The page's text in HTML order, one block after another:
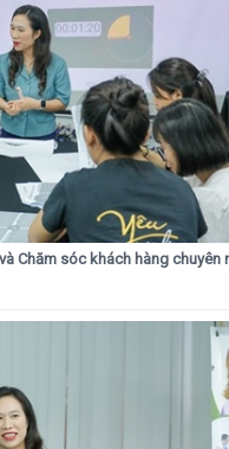
Chăm sóc khách hàng chuyên